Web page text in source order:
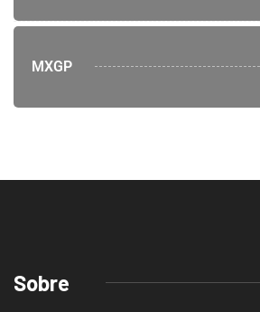
MXGP
Sobre